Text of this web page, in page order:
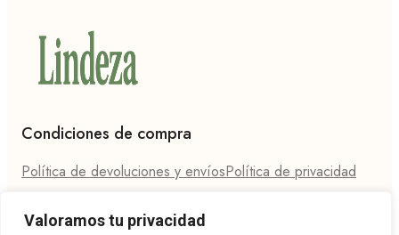
Valoramos tu privacidad
Condiciones de compra
Política de devoluciones y envíosPolítica de privacidad
Contáctanos